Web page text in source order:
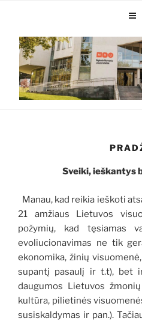
Sveiki, ieškantys
Manau, kad reikia ieškoti
21 amžiaus Lietuvos
požymių, kad tęsiamas
evoliucionavimas ne tik
ekonomika, žinių
supantį pasaulį ir t.t), bet
daugumos Lietuvos
kultūra, pilietinės
susiskaldymas ir pan.).